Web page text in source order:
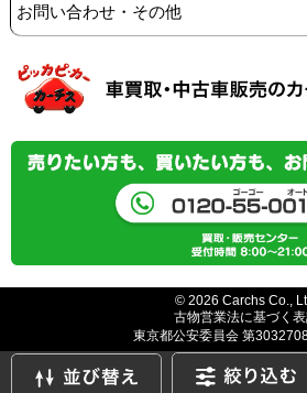
お問い合わせ・その他
© 2026 Carchs Co.,
古物営業法に基づく
東京都公安委員会 第